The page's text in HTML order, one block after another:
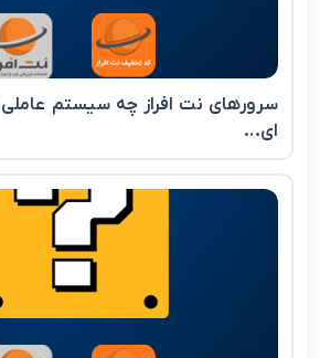
سرورهای نت افراز چه سیستم عاملی
ای…